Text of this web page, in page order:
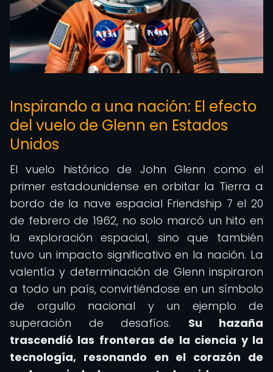
Inspirando a una nación: El efecto
del vuelo de Glenn en Estados
Unidos
El vuelo histórico de John Glenn como el
primer estadounidense en orbitar la Tierra a
bordo de la nave espacial Friendship 7 el 20
de febrero de 1962, no solo marcó un hito en
la exploración espacial, sino que también
tuvo un impacto significativo en la nación. La
valentía y determinación de Glenn inspiraron
a todo un país, convirtiéndose en un símbolo
de orgullo nacional y un ejemplo de
superación de desafíos. Su hazaña
trascendió las fronteras de la ciencia y la
tecnología, resonando en el corazón de